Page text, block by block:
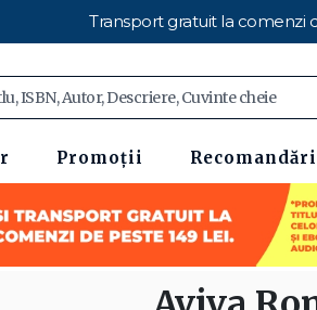
Transport gratuit la comenzi
Promoții Recomandări